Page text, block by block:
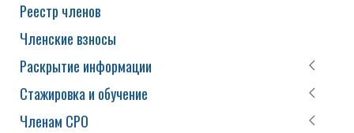
Реестр членов
Членские взносы
Раскрытие информации
Стажировка и обучение
Членам СРО